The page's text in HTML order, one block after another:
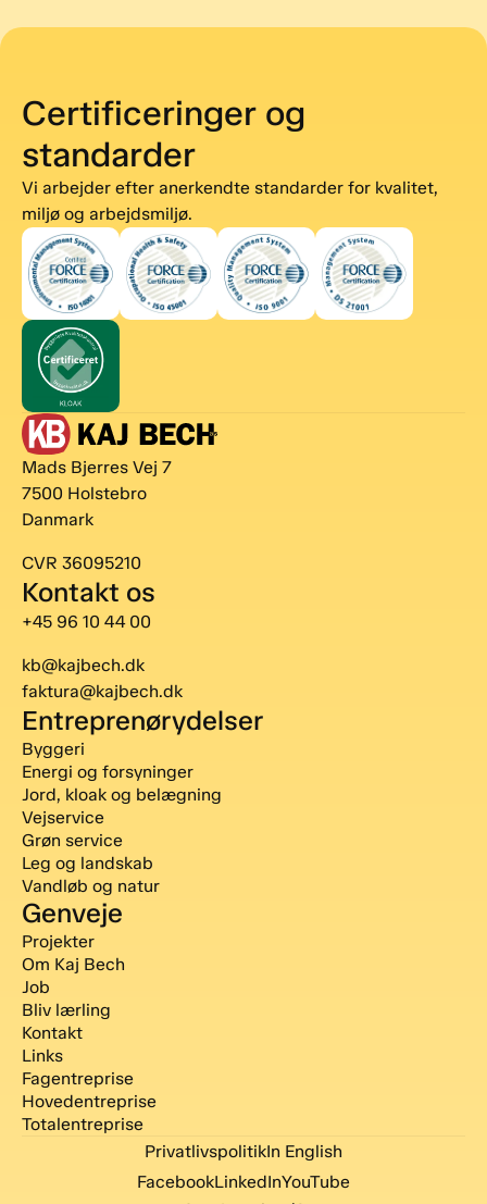
Certificeringer og
standarder
Vi arbejder efter anerkendte standarder for kvalitet,
miljø og arbejdsmiljø.
Mads Bjerres Vej 7
7500 Holstebro
Danmark
CVR 36095210
Kontakt os
+45 96 10 44 00
kb@kajbech.dk
faktura@kajbech.dk
Entreprenørydelser
Byggeri
Energi og forsyninger
Jord, kloak og belægning
Vejservice
Grøn service
Leg og landskab
Vandløb og natur
Genveje
Projekter
Om Kaj Bech
Job
Bliv lærling
Kontakt
Links
Fagentreprise
Hovedentreprise
Totalentreprise
PrivatlivspolitikIn English
FacebookLinkedInYouTube